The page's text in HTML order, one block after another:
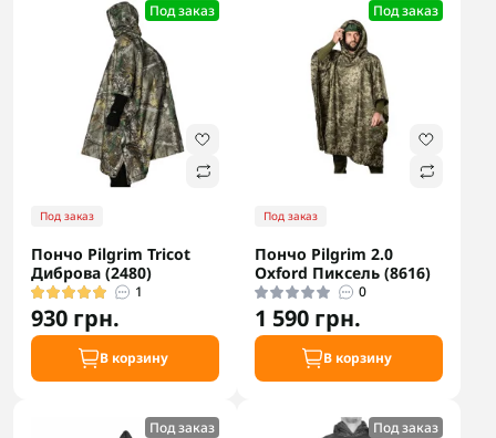
Под заказ
Под заказ
Пончо Pilgrim Tricot
Диброва (2480)
1
930 грн.
В корзину
Под заказ
Под заказ
Пончо Pilgrim 2.0
Oxford Пиксель (8616)
0
1 590 грн.
В корзину
Под заказ Под заказ